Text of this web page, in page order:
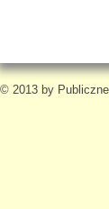
© 2013 by